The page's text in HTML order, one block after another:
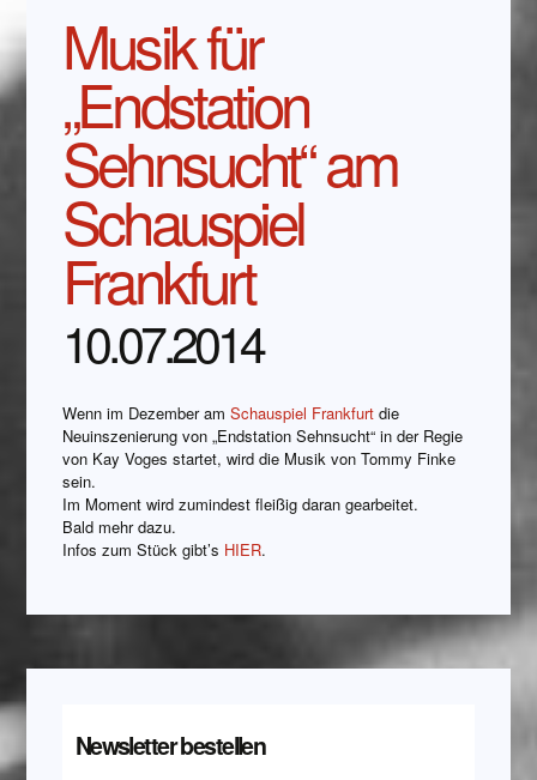
Musik für
„Endstation
Sehnsucht“ am
Schauspiel
Frankfurt
10.07.2014
Wenn im Dezember amSchauspiel Frankfurt die
Neuinszenierung von „Endstation Sehnsucht“ in der Regie
von Kay Voges startet, wird die Musik von Tommy Finke
sein.
Im Moment wird zumindest fleißig daran gearbeitet.
Bald mehr dazu.
Infos zum Stück gibt’s HIER.
Newsletter bestellen